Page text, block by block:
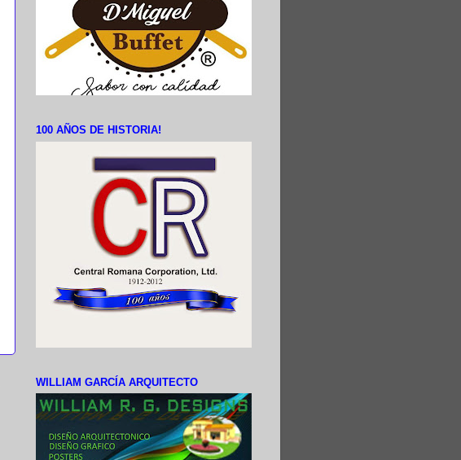
100 AÑOS DE HISTORIA!
WILLIAM GARCÍA ARQUITECTO